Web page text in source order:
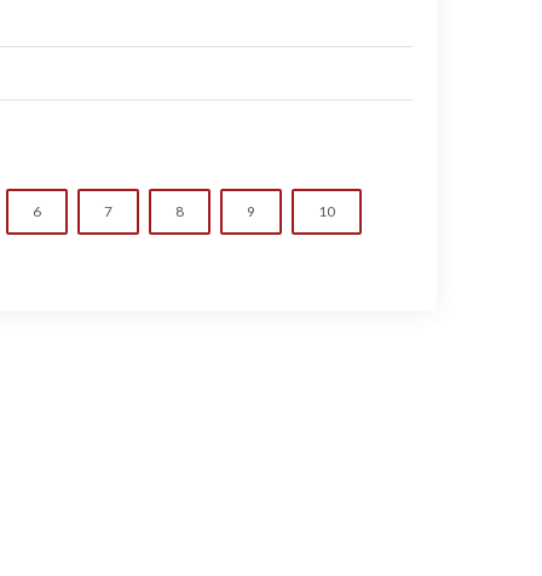
6 7 8 9 10